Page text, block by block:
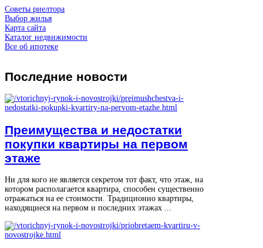
Советы риелтора
Выбор жилья
Карта сайта
Каталог недвижимости
Все об ипотеке
Последние новости
Преимущества и недостатки
покупки квартиры на первом
этаже
Ни для кого не является секретом тот факт, что этаж, на
котором располагается квартира, способен существенно
отражаться на ее стоимости. Традиционно квартиры,
находящиеся на первом и последних этажах ...